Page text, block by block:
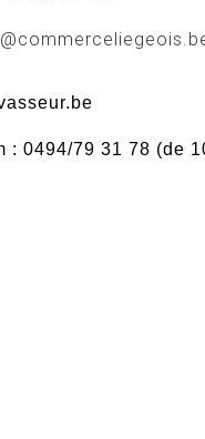
: 0494/79 31 78 (de